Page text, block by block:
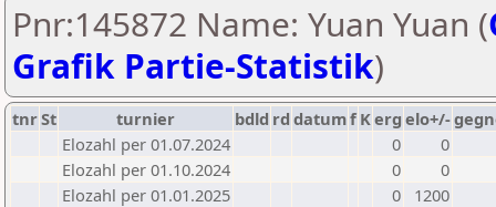
Pnr:145872 Name: Yuan Yuan (
Grafik Partie-Statistik)
tnrSt turnier bdld rd datumf Kerg elo+/-
Elozahl per 01.07.2024
0
0
Elozahl per 01.10.2024
0
0
Elozahl per 01.01.2025
0
1200